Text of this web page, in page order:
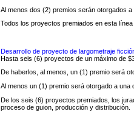
Al menos dos (2) premios serán otorgados a
Todos los proyectos premiados en esta
Desarrollo de proyecto de largometraje
Hasta seis (6) proyectos de un máximo de
De haberlos, al menos, un (1) premio será
Al menos un (1) premio será otorgado a una
De los seis (6) proyectos premiados, los
proceso de guion, producción y distribución.